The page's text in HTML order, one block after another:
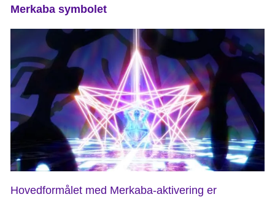
Merkaba symbolet
Hovedformålet med Merkaba-aktivering er